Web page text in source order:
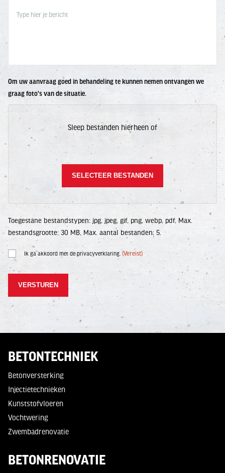
Om uw aanvraag goed in behandeling te kunnen nemen ontvangen we
graag foto's van de situatie.
Sleep bestanden hierheen of
SELECTEER BESTANDEN
Toegestane bestandstypen: jpg, jpeg, gif, png, webp, pdf, Max.
bestandsgrootte: 30 MB, Max. aantal bestanden: 5.
InstemmingIk ga akkoord met de privacyverklaring. (Vereist)
BETONTECHNIEK
Betonversterking
Injectietechnieken
Kunststofvloeren
Vochtwering
Zwembadrenovatie
BETONRENOVATIE